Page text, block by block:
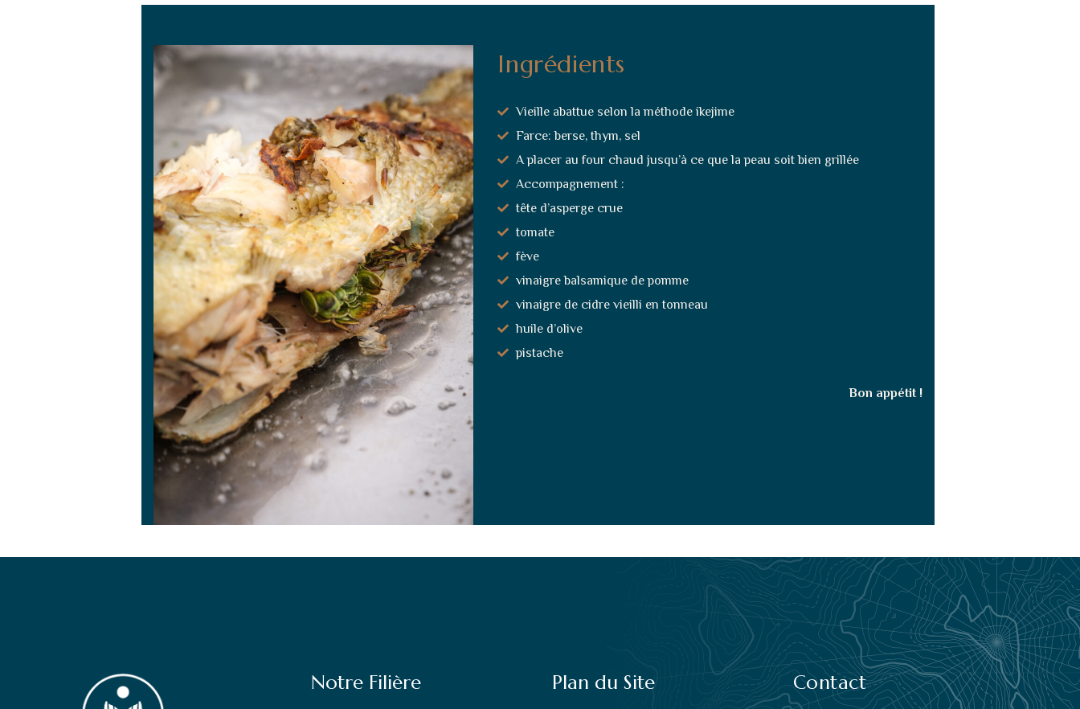
Ingrédients
Vieille abattue selon la méthode ikejime
Farce: berse, thym, sel
A placer au four chaud jusqu’à ce que la peau soit bien grillée
Accompagnement :
tête d’asperge crue
tomate
fève
vinaigre balsamique de pomme
vinaigre de cidre vieilli en tonneau
huile d’olive
pistache
Bon appétit !
Notre Filière Plan du Site Contact